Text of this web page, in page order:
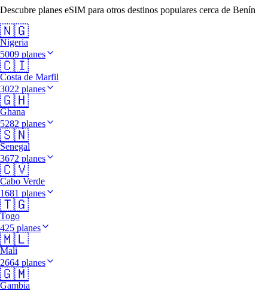
Descubre planes eSIM para otros destinos populares cerca de Benín
🇳🇬
Nigeria
5009 planes
🇨🇮
Costa de Marfil
3022 planes
🇬🇭
Ghana
5282 planes
🇸🇳
Senegal
3672 planes
🇨🇻
Cabo Verde
1681 planes
🇹🇬
Togo
425 planes
🇲🇱
Mali
2664 planes
🇬🇲
Gambia